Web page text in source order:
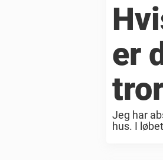
er
Jeg har
hus. I